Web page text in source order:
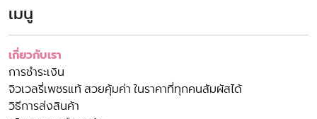
เมนู
เกี่ยวกับเรา
การชำระเงิน
จิวเวลรี่เพชรแท้ สวยคุ้มค่า ในราคาที่ทุกคนสัมผัสได้
วิธีการส่งสินค้า